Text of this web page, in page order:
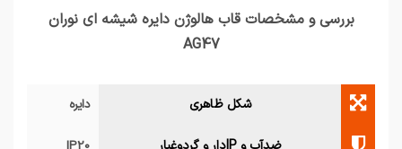
بررسی و مشخصات قاب هالوژن دایره شیشه ای نوران
AG47
شکل ظاهری دایره